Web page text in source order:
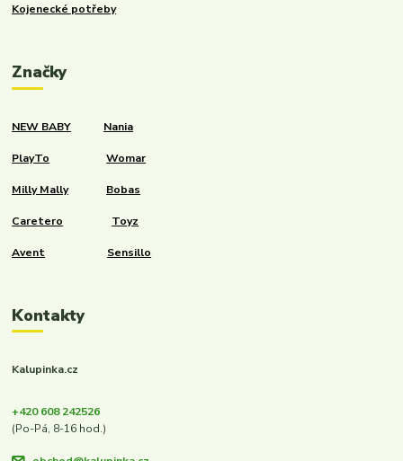
Kojenecké potřeby
Značky
NEW BABY Nania
PlayTo Womar
Milly Mally Bobas
Caretero Toyz
Avent Sensillo
Kontakty
Kalupinka.cz
+420 608 242526
(Po-Pá, 8-16 hod.)